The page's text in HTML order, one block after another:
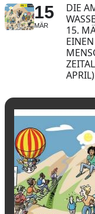
15
MÄR
DIE
15.
APRIL)